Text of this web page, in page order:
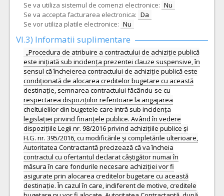
Se va utiliza sistemul de comenzi electronice: Nu
Se va accepta facturarea electronica: Da
Se vor utiliza platile electronice: Nu
VI.3) Informatii suplimentare
„Procedura de atribuire a contractului de achiziție publică
este inițiată sub incidența prezentei clauze suspensive, în
sensul că încheierea contractului de achiziție publică este
condiționată de alocarea creditelor bugetare cu această
destinație, semnarea contractului făcându-se cu
respectarea dispozițiilor referitoare la angajarea
cheltuielilor din bugetele care intră sub incidența
legislației privind finanțele publice. Având în vedere
dispozițiile Legii nr. 98/2016 privind achizițiile publice și
H.G. nr. 395/2016, cu modificările și completările ulterioare,
Autoritatea Contractantă precizează că va încheia
contractul cu ofertantul declarat câștigător numai în
măsura în care fondurile necesare achiziției vor fi
asigurate prin alocarea creditelor bugetare cu această
destinație. În cazul în care, indiferent de motive, creditele